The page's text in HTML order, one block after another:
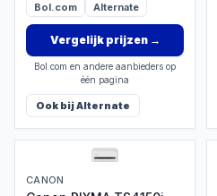
Bol.com Alternate
Vergelijk prijzen→
Bol.com en andere aanbieders op
één pagina
Ook bijAlternate
CANON